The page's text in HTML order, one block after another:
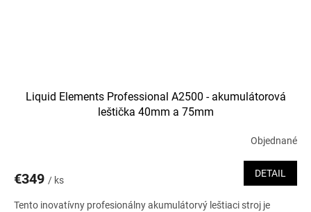
Liquid Elements Professional A2500 - akumulátorová
leštička 40mm a 75mm
Objednané
€349 / ks
DETAIL
Tento inovatívny profesionálny akumulátorvý leštiaci stroj je